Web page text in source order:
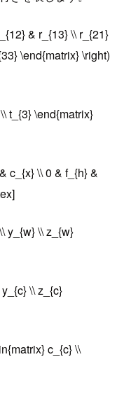
& r_{13} \\ r_{21}
\end{matrix} \right)
t_{3} \end{matrix}
c_{x} \\ 0 & f_{h} &
y_{w} \\ z_{w}
\\ z_{c}
c_{c} \\